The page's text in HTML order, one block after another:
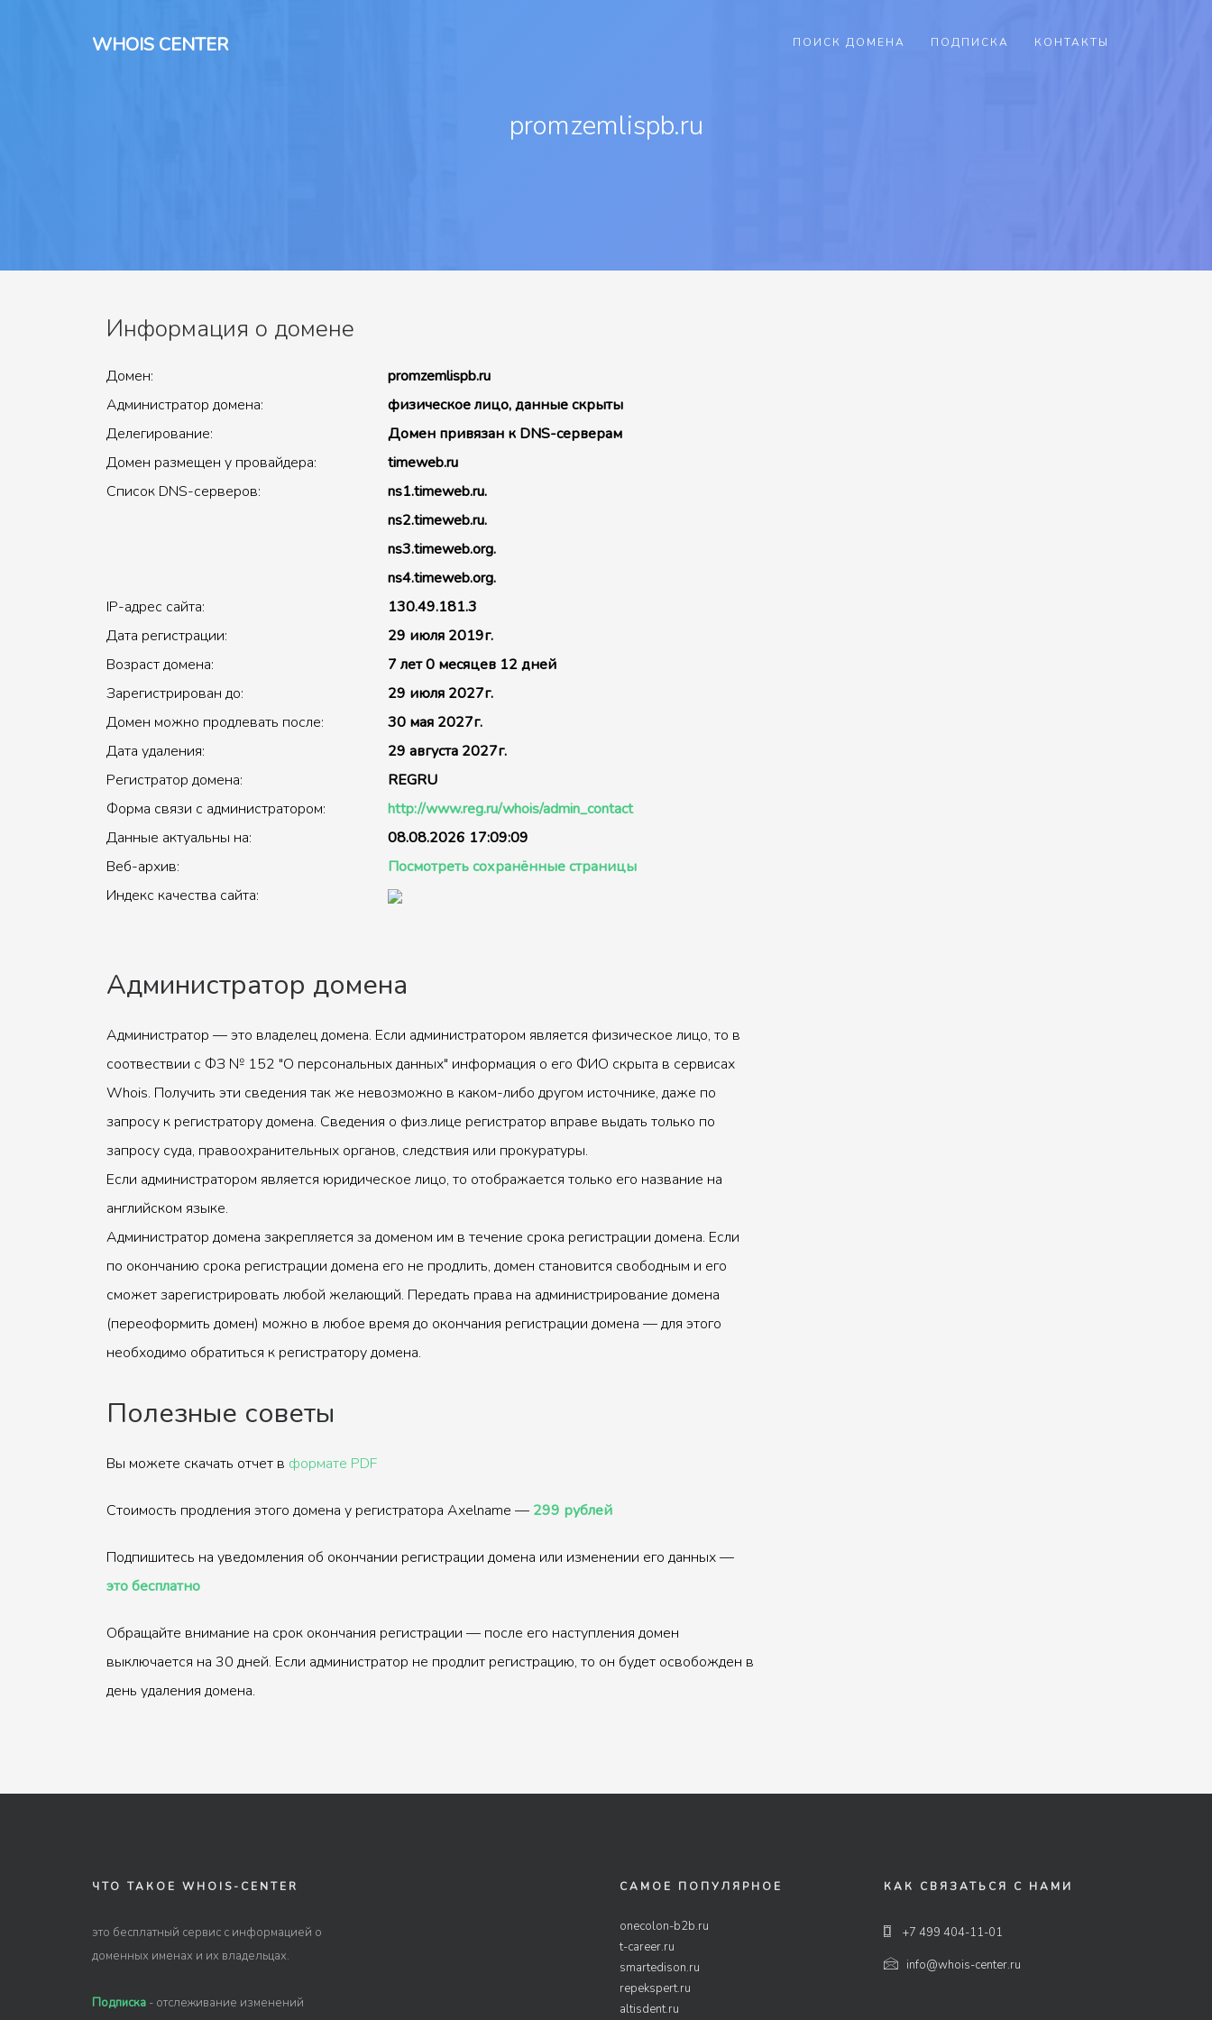
WHOIS CENTER ПОИСК ДОМЕНА ПОДПИСКА КОНТАКТЫ
promzemlispb.ru
Информация о домене
Домен:
promzemlispb.ru
Администратор домена:
физическое лицо, данные скрыты
Делегирование:
Домен привязан к DNS-серверам
Домен размещен у провайдера:
timeweb.ru
Список DNS-серверов:
ns1.timeweb.ru.
ns2.timeweb.ru.
ns3.timeweb.org.
ns4.timeweb.org.
IP-адрес сайта:
130.49.181.3
Дата регистрации:
29 июля 2019г.
Возраст домена:
7 лет 0 месяцев 12 дней
Зарегистрирован до:
29 июля 2027г.
Домен можно продлевать после:
30 мая 2027г.
Дата удаления:
29 августа 2027г.
Регистратор домена:
REGRU
Форма связи с администратором:
http://www.reg.ru/whois/admin_contact
Данные актуальны на:
08.08.2026 17:09:09
Веб-архив:
Посмотреть сохранённые страницы
Индекс качества сайта:
Администратор домена
Администратор — это владелец домена. Если администратором является физическое лицо, то в
соотвествии с ФЗ № 152 "О персональных данных" информация о его ФИО скрыта в сервисах
Whois. Получить эти сведения так же невозможно в каком-либо другом источнике, даже по
запросу к регистратору домена. Сведения о физ.лице регистратор вправе выдать только по
запросу суда, правоохранительных органов, следствия или прокуратуры.
Если администратором является юридическое лицо, то отображается только его название на
английском языке.
Администратор домена закрепляется за доменом им в течение срока регистрации домена. Если
по окончанию срока регистрации домена его не продлить, домен становится свободным и его
сможет зарегистрировать любой желающий. Передать права на администрирование домена
(переоформить домен) можно в любое время до окончания регистрации домена — для этого
необходимо обратиться к регистратору домена.
Полезные советы
Вы можете скачать отчет в формате PDF
Стоимость продления этого домена у регистратора Axelname — 299 рублей
Подпишитесь на уведомления об окончании регистрации домена или изменении его данных —
это бесплатно
Обращайте внимание на срок окончания регистрации — после его наступления домен
выключается на 30 дней. Если администратор не продлит регистрацию, то он будет освобожден в
день удаления домена.
ЧТО ТАКОЕ WHOIS-CENTER
это бесплатный сервис с информацией о
доменных именах и их владельцах.
Подписка - отслеживание изменений
САМОЕ ПОПУЛЯРНОЕ
onecolon-b2b.ru
t-career.ru
smartedison.ru
repekspert.ru
altisdent.ru
КАК СВЯЗАТЬСЯ С НАМИ
+7 499 404-11-01
info@whois-center.ru